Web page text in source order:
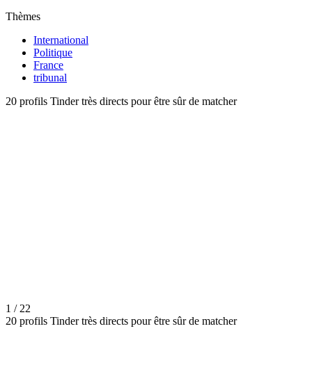
Thèmes
International
Politique
France
tribunal
20 profils Tinder très directs pour être sûr de matcher
1 / 22
20 profils Tinder très directs pour être sûr de matcher